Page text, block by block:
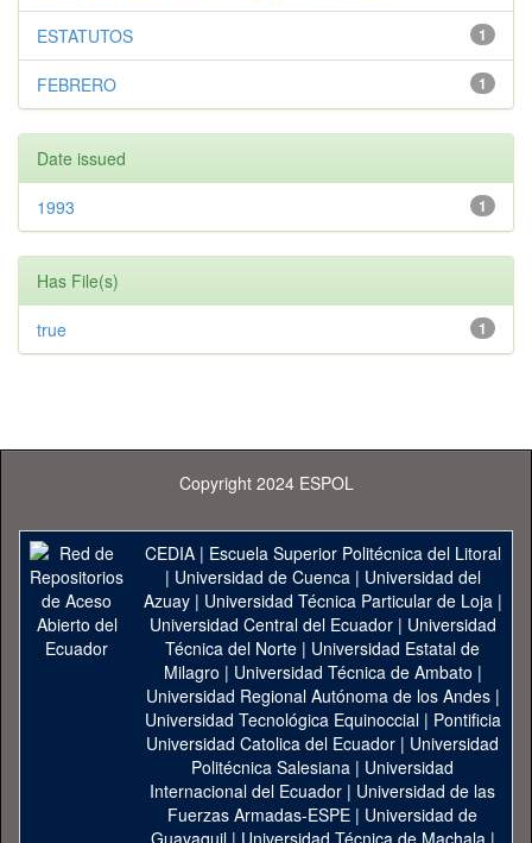
1
ESTATUTOS
1
FEBRERO
Date issued
1
1993
Has File(s)
1
true
Copyright 2024 ESPOL
CEDIA| Escuela Superior Politécnica del Litoral
| Universidad de Cuenca| Universidad del
Azuay| Universidad Técnica Particular de Loja|
Universidad Central del Ecuador| Universidad
Técnica del Norte | Universidad Estatal de
Milagro | Universidad Técnica de Ambato |
Universidad Regional Autónoma de los Andes|
Universidad Tecnológica Equinoccial| Pontificia
Universidad Catolica del Ecuador | Universidad
Politécnica Salesiana | Universidad
Internacional del Ecuador | Universidad de las
Fuerzas Armadas-ESPE | Universidad de
Guayaquil| Universidad Técnica de Machala |